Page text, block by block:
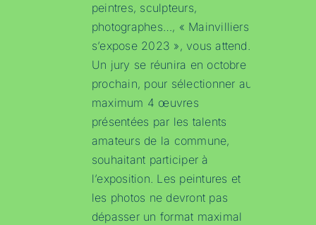
peintres, sculpteurs,
photographes…, « Mainvilliers
s’expose 2023 », vous attend.
Un jury se réunira en octobre
prochain, pour sélectionner au
maximum 4 œuvres
présentées par les talents
amateurs de la commune,
souhaitant participer à
l’exposition. Les peintures et
les photos ne devront pas
dépasser un format maximal